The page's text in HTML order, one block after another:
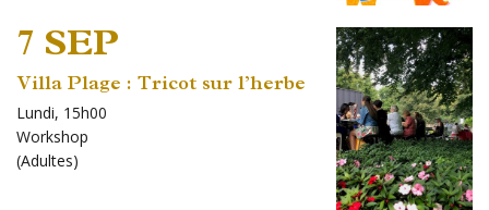
7 SEP
Villa Plage : Tricot sur l’herbe
Lundi, 15h00
Workshop
(Adultes)